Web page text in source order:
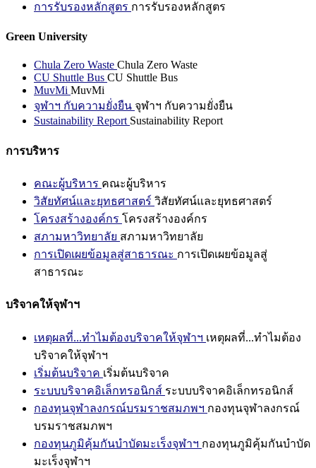
การรับรองหลักสูตร การรับรองหลักสูตร
Green University
Chula Zero Waste Chula Zero Waste
CU Shuttle Bus CU Shuttle Bus
MuvMi MuvMi
จุฬาฯ กับความยั่งยืน จุฬาฯ กับความยั่งยืน
Sustainability Report Sustainability Report
การบริหาร
คณะผู้บริหาร คณะผู้บริหาร
วิสัยทัศน์และยุทธศาสตร์ วิสัยทัศน์และยุทธศาสตร์
โครงสร้างองค์กร โครงสร้างองค์กร
สภามหาวิทยาลัย สภามหาวิทยาลัย
การเปิดเผยข้อมูลสู่สาธารณะ การเปิดเผยข้อมูลสู่
สาธารณะ
บริจาคให้จุฬาฯ
เหตุผลที่...ทำไมต้องบริจาคให้จุฬาฯ เหตุผลที่...ทำไมต้อง
บริจาคให้จุฬาฯ
เริ่มต้นบริจาค เริ่มต้นบริจาค
ระบบบริจาคอิเล็กทรอนิกส์ ระบบบริจาคอิเล็กทรอนิกส์
กองทุนจุฬาลงกรณ์บรมราชสมภพฯ กองทุนจุฬาลงกรณ์
บรมราชสมภพฯ
กองทุนภูมิคุ้มกันบำบัดมะเร็งจุฬาฯ กองทุนภูมิคุ้มกันบำบัด
มะเร็งจุฬาฯ